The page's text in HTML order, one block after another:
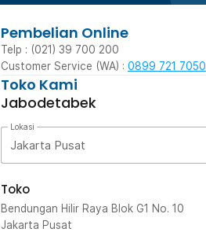
Pembelian Online
Telp : (021) 39 700 200
Customer Service (WA) : 0899 721 7050
Toko Kami
Jabodetabek
Lokasi
Jakarta Pusat
Toko
Bendungan Hilir Raya Blok G1 No. 10
Jakarta Pusat